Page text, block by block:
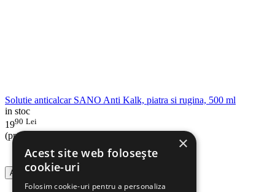
Solutie anticalcar SANO Anti Kalk, piatra si rugina, 500 ml
in stoc
1990 Lei
(pret cu TVA inclus)
Adauga in cos
×
Acest site web folosește
cookie-uri
Folosim cookie-uri pentru a personaliza